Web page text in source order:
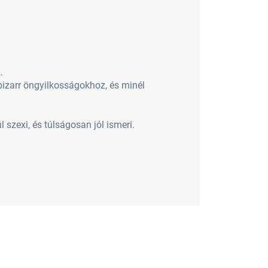
öngyilkosságokhoz, és minél
szexi, és túlságosan jól ismeri.